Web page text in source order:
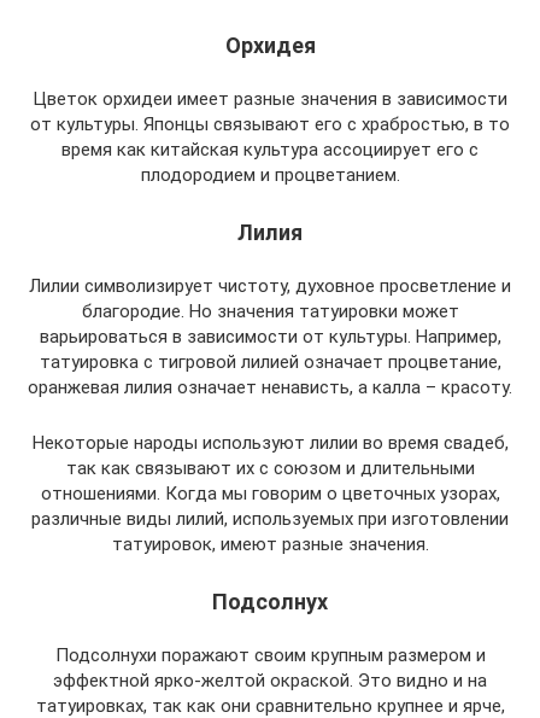
Орхидея
Цветок орхидеи имеет разные значения в зависимости
от культуры. Японцы связывают его с храбростью, в то
время как китайская культура ассоциирует его с
плодородием и процветанием.
Лилия
Лилии символизирует чистоту, духовное просветление и
благородие. Но значения татуировки может
варьироваться в зависимости от культуры. Например,
татуировка с тигровой лилией означает процветание,
оранжевая лилия означает ненависть, а калла – красоту.
Некоторые народы используют лилии во время свадеб,
так как связывают их с союзом и длительными
отношениями. Когда мы говорим о цветочных узорах,
различные виды лилий, используемых при изготовлении
татуировок, имеют разные значения.
Подсолнух
Подсолнухи поражают своим крупным размером и
эффектной ярко-желтой окраской. Это видно и на
татуировках, так как они сравнительно крупнее и ярче,